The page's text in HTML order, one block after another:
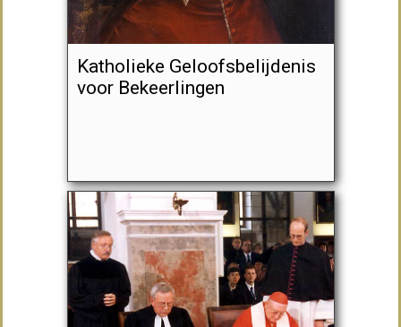
Katholieke Geloofsbelijdenis
voor Bekeerlingen